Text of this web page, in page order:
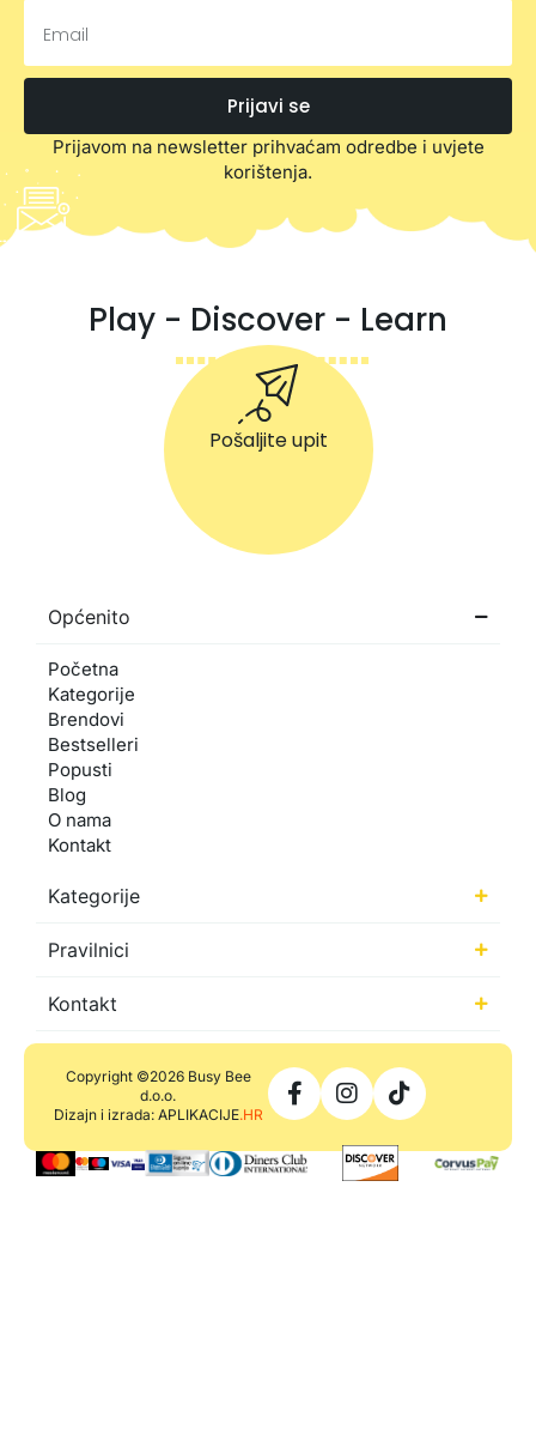
Prijavi se
Prijavom na newsletter prihvaćam odredbe i uvjete
korištenja.
Play - Discover - Learn
Pošaljite upit
Općenito
Početna
Kategorije
Brendovi
Bestselleri
Popusti
Blog
O nama
Kontakt
Kategorije
Pravilnici
Kontakt
Copyright ©2026 Busy Bee
d.o.o.
Dizajn i izrada: APLIKACIJE.HR